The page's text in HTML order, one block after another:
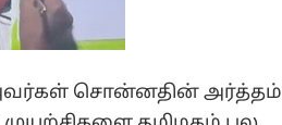
சொன்னதின் அர்த்தம்